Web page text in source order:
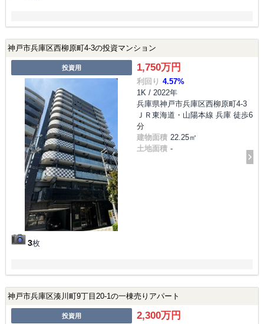
神戸市兵庫区西柳原町4-3の投資マンション
投資用
3枚
1,750万円
利回り 4.57%
1K / 2022年
兵庫県神戸市兵庫区西柳原町4-3
ＪＲ東海道・山陽本線 兵庫 徒歩6
分
建物面積 22.25㎡
土地面積 -
神戸市兵庫区湊川町9丁目20-1の一棟売りアパート
投資用 2,300万円